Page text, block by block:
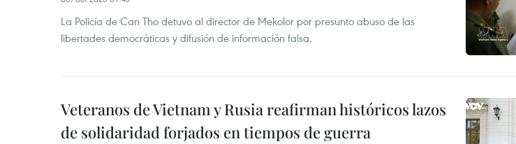
La Policía de Can Tho detuvo al director de Mekolor por presunto abuso de las
libertades democráticas y difusión de información falsa.
Veteranos de Vietnam y Rusia reafirman históricos lazos
de solidaridad forjados en tiempos de guerra